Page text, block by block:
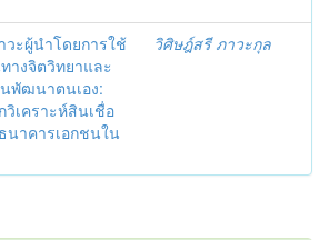
ะผู้นำโดยการใช้
างจิตวิทยาและ
พัฒนาตนเอง:
เคราะห์สินเชื่อ
นาคารเอกชนใน
วิศิษฎ์สรี ภาวะกุล